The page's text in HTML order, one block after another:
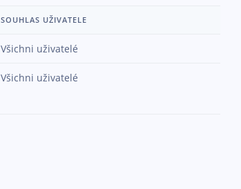
SOUHLAS UŽIVATELE
Všichni uživatelé
Všichni uživatelé